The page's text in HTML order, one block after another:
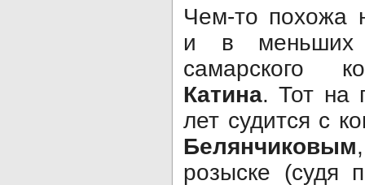
Чем-то похожа
и в меньших
самарского
Катина. Тот на
лет судится с
Белянчиковым
розыске (судя